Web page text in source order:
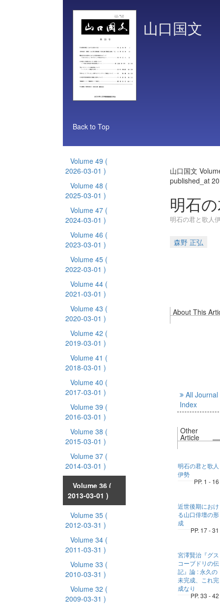
山口国文
Back to Top
Volume 49 (
2026-03-01 )
Volume 48 (
2025-03-01 )
Volume 47 (
2024-03-01 )
Volume 46 (
2023-03-01 )
Volume 45 (
2022-03-01 )
Volume 44 (
2021-03-01 )
Volume 43 (
2020-03-01 )
Volume 42 (
2019-03-01 )
Volume 41 (
2018-03-01 )
Volume 40 (
2017-03-01 )
Volume 39 (
2016-03-01 )
Volume 38 (
2015-03-01 )
Volume 37 (
2014-03-01 )
Volume 36 (
2013-03-01 )
Volume 35 (
2012-03-31 )
Volume 34 (
2011-03-31 )
Volume 33 (
2010-03-31 )
Volume 32 (
2009-03-31 )
山口国文
published_at
明石
明石の君と歌人
森野 正弘
About This
All Journal
Index
Other
Article
明石の君と歌人
伊勢
PP. 1 - 16
近世後期におけ
る山口俳壇の形
成
PP. 17 - 31
宮澤賢治『グス
コーブドリの伝
記』論 : 永久の
未完成、これ完
成なり
PP. 33 - 42